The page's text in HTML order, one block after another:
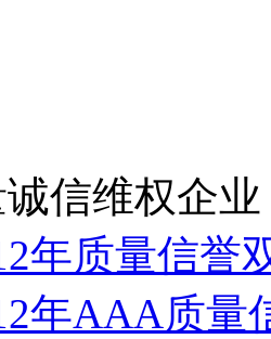
信维权企业
年质量信誉
年AAA质量